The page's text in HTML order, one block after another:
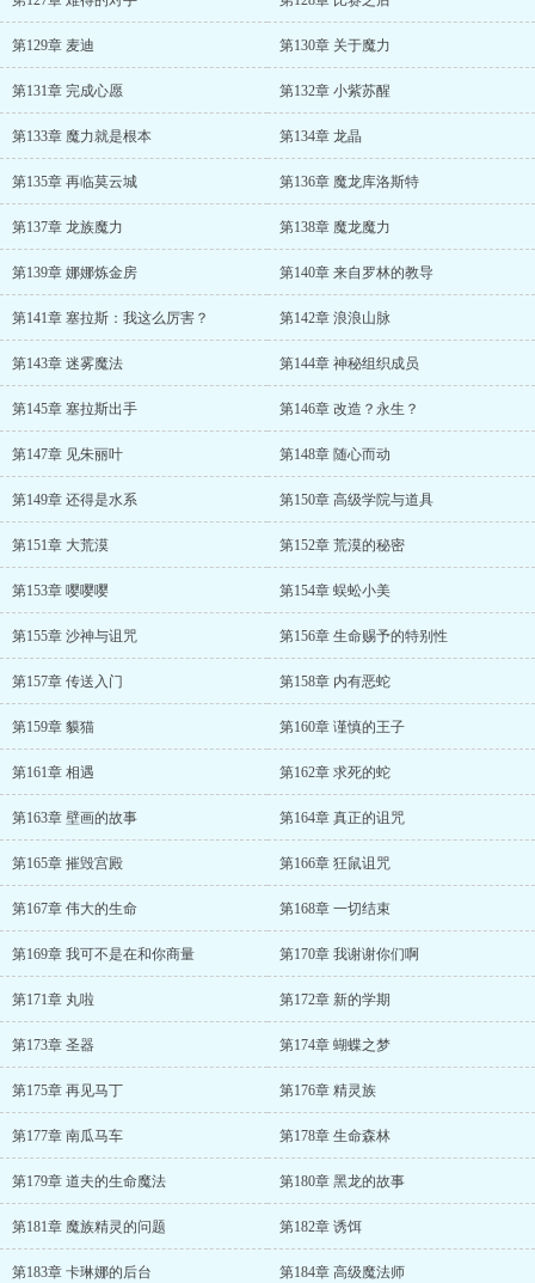
第129章 麦迪 第130章 关于魔力
第131章 完成心愿 第132章 小紫苏醒
第133章 魔力就是根本 第134章 龙晶
第135章 再临莫云城 第136章 魔龙库洛斯特
第137章 龙族魔力 第138章 魔龙魔力
第139章 娜娜炼金房 第140章 来自罗林的教导
第141章 塞拉斯：我这么厉害？ 第142章 浪浪山脉
第143章 迷雾魔法 第144章 神秘组织成员
第145章 塞拉斯出手 第146章 改造？永生？
第147章 见朱丽叶 第148章 随心而动
第149章 还得是水系 第150章 高级学院与道具
第151章 大荒漠 第152章 荒漠的秘密
第153章 嘤嘤嘤 第154章 蜈蚣小美
第155章 沙神与诅咒 第156章 生命赐予的特别性
第157章 传送入门 第158章 内有恶蛇
第159章 貘猫 第160章 谨慎的王子
第161章 相遇 第162章 求死的蛇
第163章 壁画的故事 第164章 真正的诅咒
第165章 摧毁宫殿 第166章 狂鼠诅咒
第167章 伟大的生命 第168章 一切结束
第169章 我可不是在和你商量 第170章 我谢谢你们啊
第171章 丸啦 第172章 新的学期
第173章 圣器 第174章 蝴蝶之梦
第175章 再见马丁 第176章 精灵族
第177章 南瓜马车 第178章 生命森林
第179章 道夫的生命魔法 第180章 黑龙的故事
第181章 魔族精灵的问题 第182章 诱饵
第183章 卡琳娜的后台 第184章 高级魔法师